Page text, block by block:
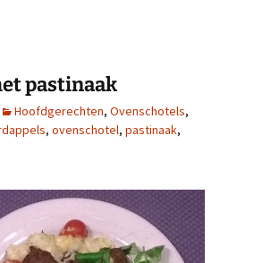
pastinaak
Hoofdgerechten, Ovenschotels,
, ovenschotel, pastinaak,